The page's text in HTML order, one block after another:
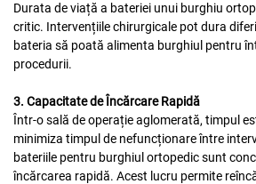
Durata de viață a bateriei unui burghiu
critic. Intervențiile chirurgicale pot dura
bateria să poată alimenta burghiul pentru
procedurii.
3. Capacitate de Încărcare Rapidă
Într-o sală de operație aglomerată, timpul
minimiza timpul de nefuncționare între
bateriile pentru burghiul ortopedic sunt
încărcarea rapidă. Acest lucru permite